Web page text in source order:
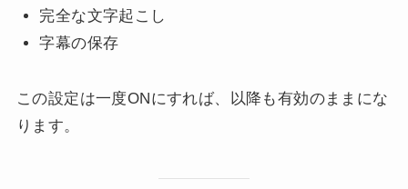
完全な文字起こし
字幕の保存
この設定は一度ONにすれば、以降も有効のままにな
ります。